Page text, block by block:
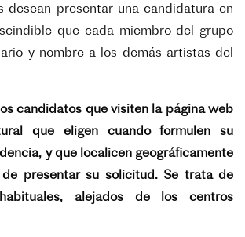
desean presentar una candidatura en
que cada miembro del grupo
y nombre a los demás artistas del
candidatos que visiten la página web
que eligen cuando formulen su
y que localicen geográficamente
presentar su solicitud. Se trata de
alejados de los centros